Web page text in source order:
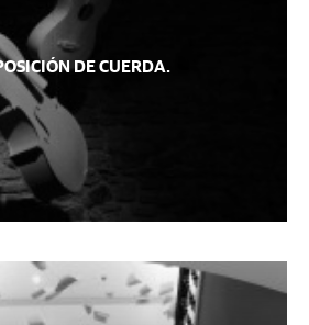
DE CUERDA.